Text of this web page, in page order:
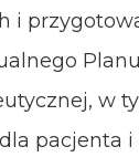
i
w
pacjenta i